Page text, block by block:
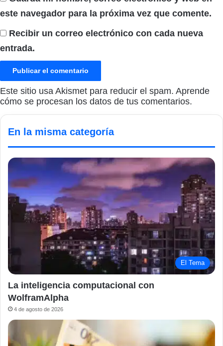
este navegador para la próxima vez que comente.
Recibir un correo electrónico con cada nueva
entrada.
Este sitio usa Akismet para reducir el spam. Aprende
cómo se procesan los datos de tus comentarios.
En la misma categoría
El Tema
La inteligencia computacional con
WolframAlpha
4 de agosto de 2026